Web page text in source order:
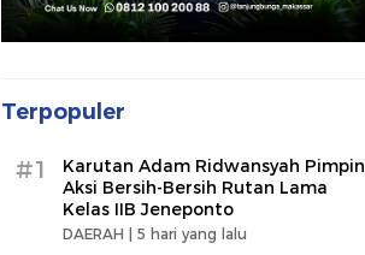
Terpopuler
#1
Karutan Adam Ridwansyah Pimpin
Aksi Bersih-Bersih Rutan Lama
Kelas IIB Jeneponto
DAERAH | 5 hari yang lalu